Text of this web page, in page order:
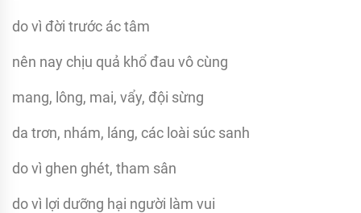
do vì đời trước ác tâm
nên nay chịu quả khổ đau vô cùng
mang, lông, mai, vẩy, đội sừng
da trơn, nhám, láng, các loài súc sanh
do vì ghen ghét, tham sân
do vì lợi dưỡng hại người làm vui